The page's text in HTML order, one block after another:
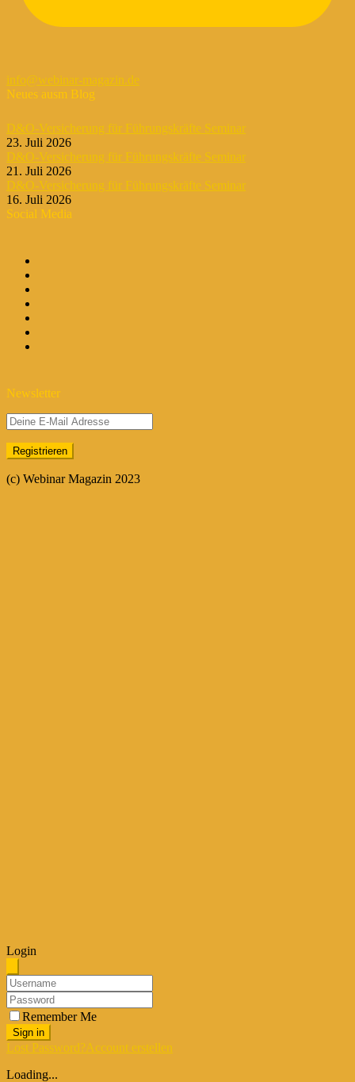
info@webinar-magazin.de
Neues ausm Blog
D&O-Versicherung für Führungskräfte Seminar
23. Juli 2026
D&O-Versicherung für Führungskräfte Seminar
21. Juli 2026
D&O-Versicherung für Führungskräfte Seminar
16. Juli 2026
Social Media
Newsletter
(c) Webinar Magazin 2023
Login
Remember Me
Sign in
Lost Password?Account erstellen
Loading...